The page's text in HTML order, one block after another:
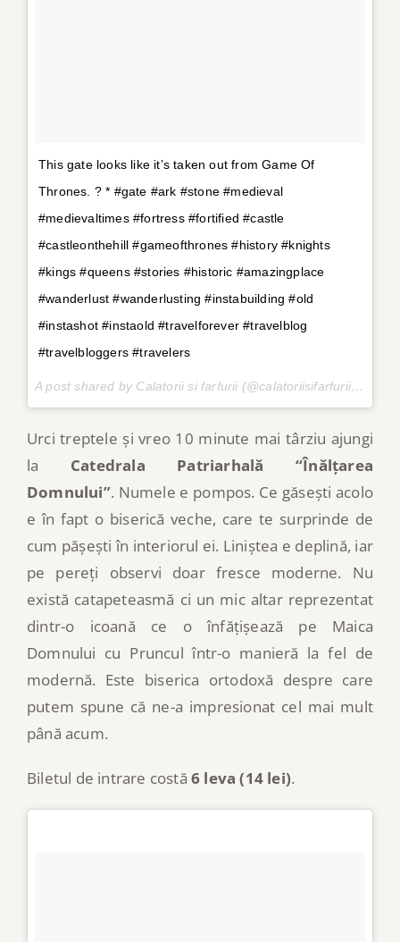
This gate looks like it’s taken out from Game Of
Thrones. ? * #gate #ark #stone #medieval
#medievaltimes #fortress #fortified #castle
#castleonthehill #gameofthrones #history #knights
#kings #queens #stories #historic #amazingplace
#wanderlust #wanderlusting #instabuilding #old
#instashot #instaold #travelforever #travelblog
#travelbloggers #travelers
A post shared by Calatorii si farfurii (@calatoriisifarfurii) on
Urci treptele și vreo 10 minute mai târziu ajungi
la Catedrala Patriarhală “Înălțarea
Domnului”. Numele e pompos. Ce găsești acolo
e în fapt o biserică veche, care te surprinde de
cum pășești în interiorul ei. Liniștea e deplină, iar
pe pereți observi doar fresce moderne. Nu
există catapeteasmă ci un mic altar reprezentat
dintr-o icoană ce o înfățișează pe Maica
Domnului cu Pruncul într-o manieră la fel de
modernă. Este biserica ortodoxă despre care
putem spune că ne-a impresionat cel mai mult
până acum.
Biletul de intrare costă 6 leva (14 lei).